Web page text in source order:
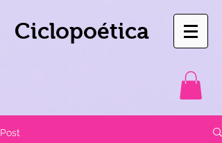
Ciclopoética
Post